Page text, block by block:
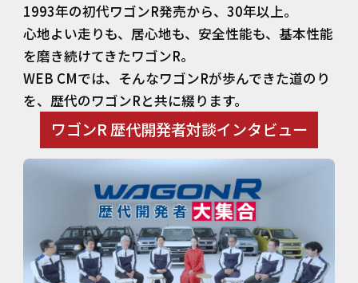
1993年の初代ワゴンR発売から、30年以上。
心地よい走りも、居心地も、安全性能も、基本性能
を磨き続けてきたワゴンR。
WEB CMでは、そんなワゴンRが歩んできた道のり
を、歴代のワゴンRと共に綴ります。
ワゴンR 歴代開発者対談インタビュー